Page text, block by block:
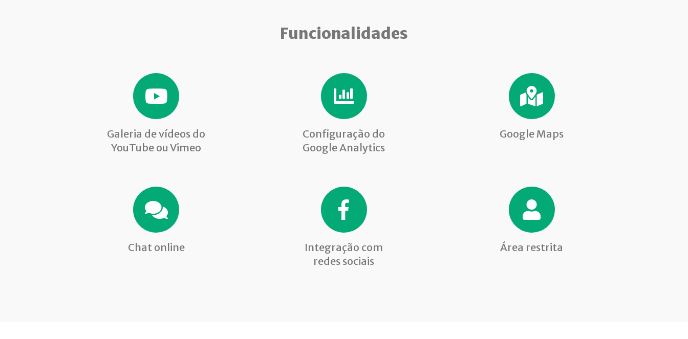
Funcionalidades
Galeria de vídeos do
YouTube ou Vimeo
Configuração do
Google Analytics
Google Maps
Chat online
Integração com
redes sociais
Área restrita